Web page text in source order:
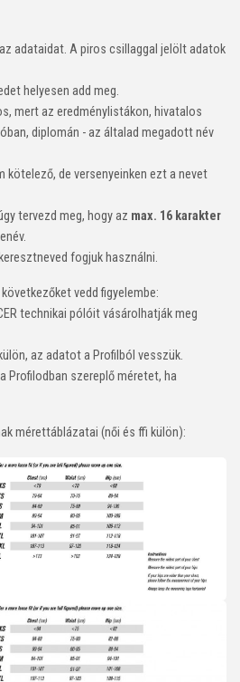
adataidat. A piros csillaggal jelölt adatok
helyesen add meg.
mert az eredménylistákon, hivatalos
diplomán - az általad megadott név
kötelező, de versenyeinken ezt a nevet
tervezd meg, hogy az max. 16 karakter
fogjuk használni.
vedd figyelembe:
technikai pólóit vásárolhatják meg
az adatot a Profilból vesszük.
Profilodban szereplő méretet, ha
mérettáblázatai (női és ffi külön):